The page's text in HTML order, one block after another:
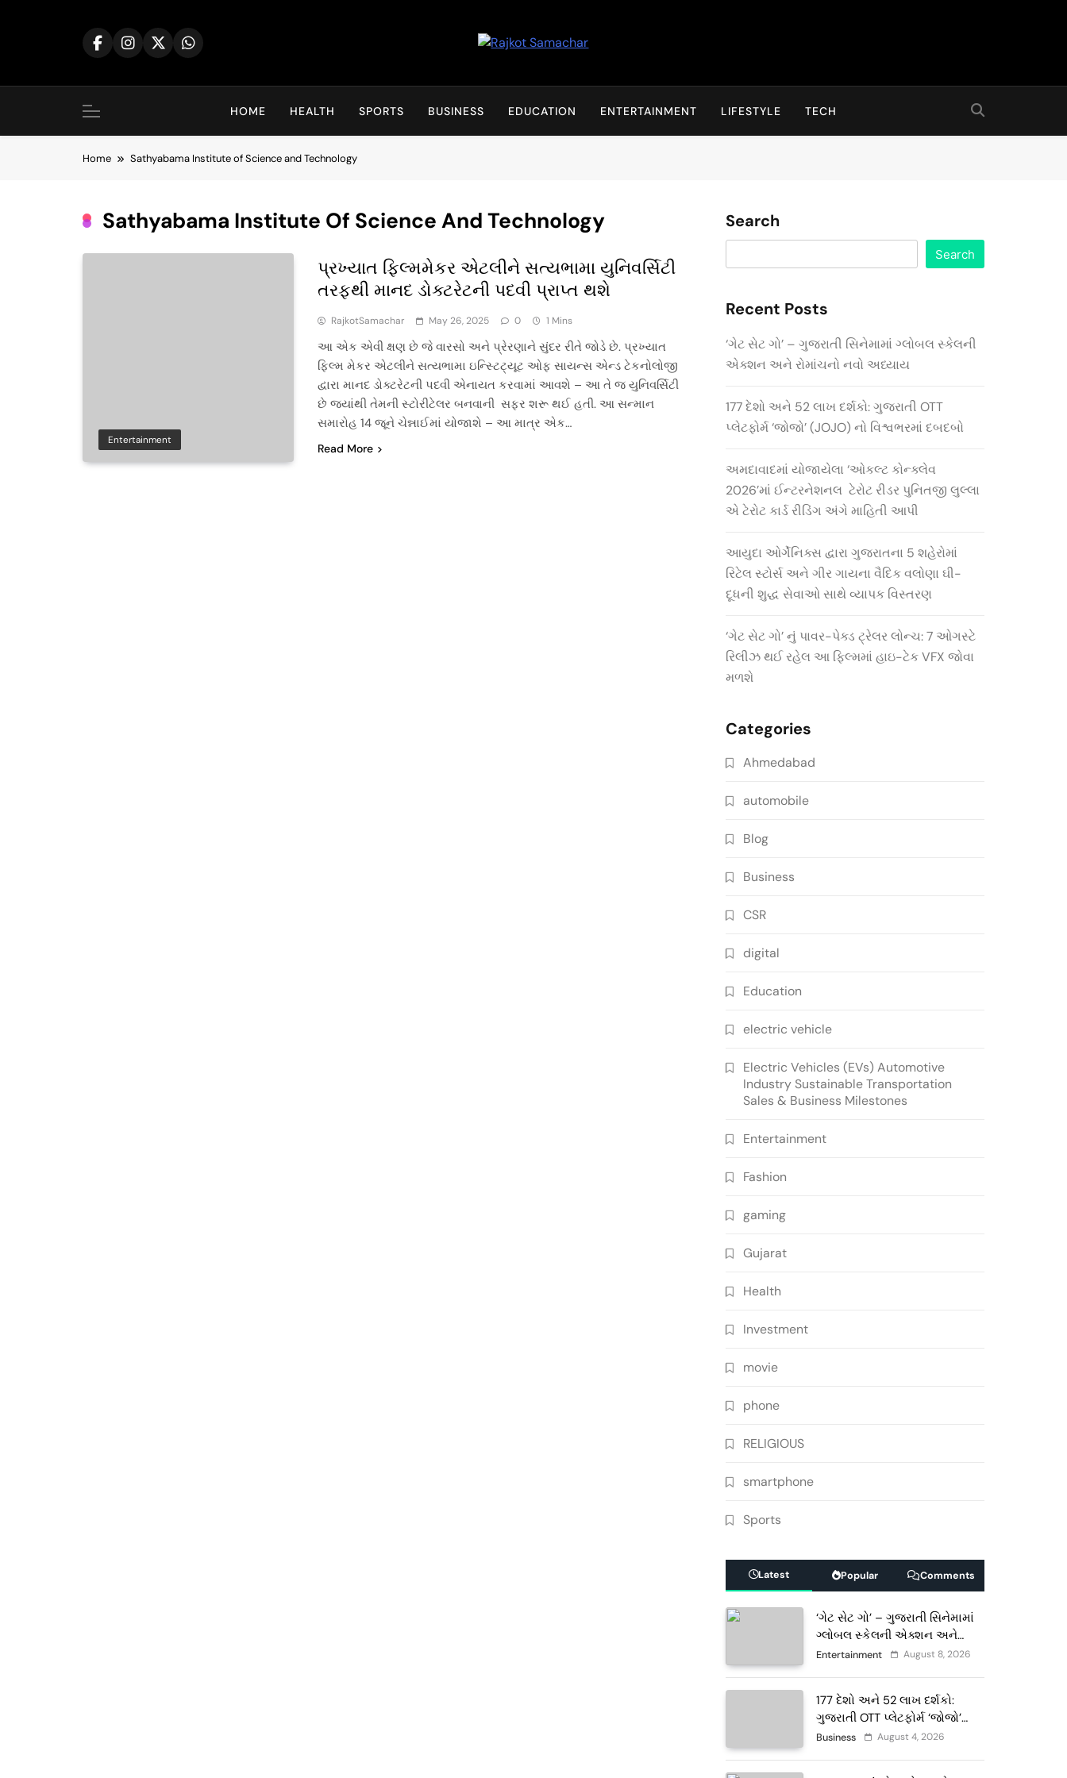
HOME HEALTH SPORTS BUSINESS EDUCATION ENTERTAINMENT LIFESTYLE TECH
Home Sathyabama Institute of Science and Technology
Sathyabama Institute Of Science And Technology
Entertainment
પ્રખ્યાત ફિલ્મમેકર એટલીને સત્યભામા યુનિવર્સિટી
તરફથી માનદ ડોક્ટરેટની પદવી પ્રાપ્ત થશે
RajkotSamachar May 26, 2025 0 1 Mins
આ એક એવી ક્ષણ છે જે વારસો અને પ્રેરણાને સુંદર રીતે જોડે છે. પ્રખ્યાત
ફિલ્મ મેકર એટલીને સત્યભામા ઇન્સ્ટિટ્યૂટ ઓફ સાયન્સ એન્ડ ટેકનોલોજી
દ્વારા માનદ ડોક્ટરેટની પદવી એનાયત કરવામાં આવશે – આ તે જ યુનિવર્સિટી
છે જ્યાંથી તેમની સ્ટોરીટેલર બનવાની સફર શરૂ થઈ હતી. આ સન્માન
સમારોહ 14 જૂને ચેન્નાઈમાં યોજાશે – આ માત્ર એક…
Read More
Search
Search
Recent Posts
‘ગેટ સેટ ગો’ – ગુજરાતી સિનેમામાં ગ્લોબલ સ્કેલની
એક્શન અને રોમાંચનો નવો અધ્યાય
177 દેશો અને 52 લાખ દર્શકો: ગુજરાતી OTT
પ્લેટફોર્મ ‘જોજો’ (JOJO) નો વિશ્વભરમાં દબદબો
અમદાવાદમાં યોજાયેલા ‘ઓકલ્ટ કોન્ક્લેવ
2026’માં ઈન્ટરનેશનલ ટેરોટ રીડર પુનિતજી લુલ્લા
એ ટેરોટ કાર્ડ રીડિંગ અંગે માહિતી આપી
આયુદા ઓર્ગેનિક્સ દ્વારા ગુજરાતના 5 શહેરોમાં
રિટેલ સ્ટોર્સ અને ગીર ગાયના વૈદિક વલોણા ઘી-
દૂધની શુદ્ધ સેવાઓ સાથે વ્યાપક વિસ્તરણ
‘ગેટ સેટ ગો’ નું પાવર-પેક્ડ ટ્રેલર લોન્ચ: 7 ઓગસ્ટે
રિલીઝ થઈ રહેલ આ ફિલ્મમાં હાઇ-ટેક VFX જોવા
મળશે
Categories
Ahmedabad
automobile
Blog
Business
CSR
digital
Education
electric vehicle
Electric Vehicles (EVs) Automotive
Industry Sustainable Transportation
Sales & Business Milestones
Entertainment
Fashion
gaming
Gujarat
Health
Investment
movie
phone
RELIGIOUS
smartphone
Sports
Latest Popular Comments
‘ગેટ સેટ ગો’ – ગુજરાતી સિનેમામાં
ગ્લોબલ સ્કેલની એક્શન અને
રોમાંચનો નવો અધ્યાય
Entertainment August 8, 2026
177 દેશો અને 52 લાખ દર્શકો:
ગુજરાતી OTT પ્લેટફોર્મ ‘જોજો’
(JOJO) નો વિશ્વભરમાં દબદબો
Business August 4, 2026